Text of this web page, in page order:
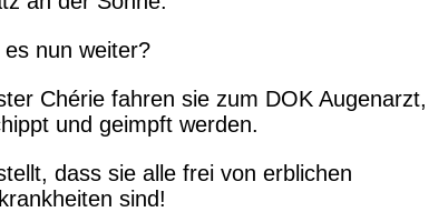
es nun weiter?
Chérie fahren sie zum DOK Augenarzt,
und geimpft werden.
dass sie alle frei von erblichen
sind!